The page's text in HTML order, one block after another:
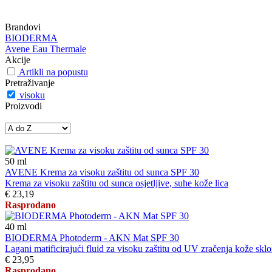
Brandovi
BIODERMA
Avene Eau Thermale
Akcije
Artikli na popustu
Pretraživanje
visoku
Proizvodi
50 ml
AVENE Krema za visoku zaštitu od sunca SPF 30
Krema za visoku zaštitu od sunca osjetljive, suhe kože lica
€ 23,19
Rasprodano
40 ml
BIODERMA Photoderm - AKN Mat SPF 30
Lagani matificirajući fluid za visoku zaštitu od UV zračenja kože
€ 23,95